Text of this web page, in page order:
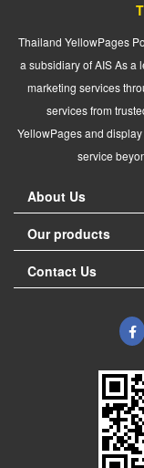
Thailand YellowPages
a subsidiary of AIS As a
marketing services
services from
YellowPages and
service
About Us
Our products
Contact Us